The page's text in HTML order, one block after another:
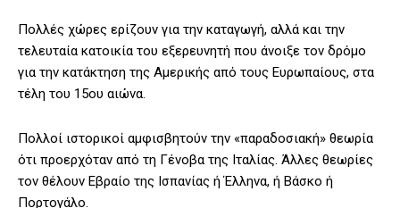
Πολλές χώρες ερίζουν για την καταγωγή, αλλά και την
τελευταία κατοικία του εξερευνητή που άνοιξε τον δρόμο
για την κατάκτηση της Αμερικής από τους Ευρωπαίους, στα
τέλη του 15ου αιώνα.
Πολλοί ιστορικοί αμφισβητούν την «παραδοσιακή» θεωρία
ότι προερχόταν από τη Γένοβα της Ιταλίας. Άλλες θεωρίες
τον θέλουν Εβραίο της Ισπανίας ή Έλληνα, ή Βάσκο ή
Πορτογάλο.